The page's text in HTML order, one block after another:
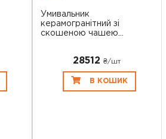
Умивальник
керамогранітний зі
скошеною чашею
28512 ₴/шт
В КОШИК